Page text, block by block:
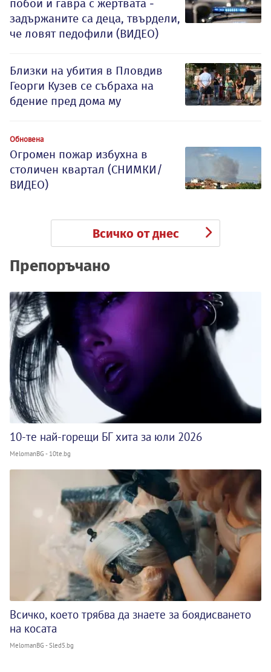
побой и гавра с жертвата -
задържаните са деца, твърдели,
че ловят педофили (ВИДЕО)
Близки на убития в Пловдив
Георги Кузев се събраха на
бдение пред дома му
Обновена
Огромен пожар избухна в
столичен квартал (СНИМКИ/
ВИДЕО)
Всичко от днес
Препоръчано
10-те най-горещи БГ хита за юли 2026
MelomanBG - 10te.bg
Всичко, което трябва да знаете за боядисването
на косата
MelomanBG - Sled5.bg